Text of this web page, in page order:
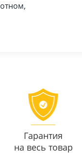
Гарантия
на весь товар